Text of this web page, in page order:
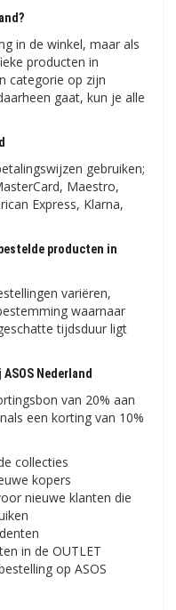
in de winkel, maar als
producten in
​​categorie op zijn
gaat, kun je alle
gebruiken;
Maestro,
Express, Klarna,
producten in
variëren,
waarnaar
tijdsduur ligt
Nederland
van 20% aan
een korting van 10%
collecties
kopers
nieuwe klanten die
in de OUTLET
op ASOS